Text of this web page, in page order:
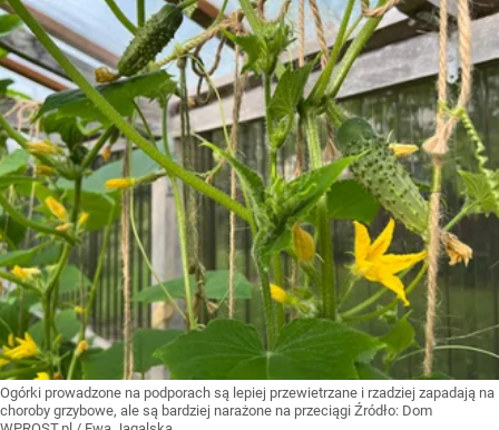
Ogórki prowadzone na podporach są lepiej przewietrzane i rzadziej zapadają na
choroby grzybowe, ale są bardziej narażone na przeciągi Źródło: Dom